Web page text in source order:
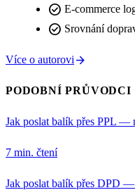
check_circle E-commerce
check_circle Srovnání
Více o autorovi arrow_forward
PODOBNÍ PRŮVODCI
Jak poslat balík přes PPL —
7 min. čtení
Jak poslat balík přes DPD